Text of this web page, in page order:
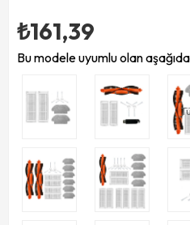
₺161,39
Bu modele uyumlu olan